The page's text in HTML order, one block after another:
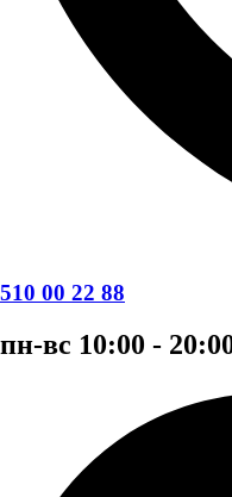
510 00 22 88
пн-вс 10:00 -